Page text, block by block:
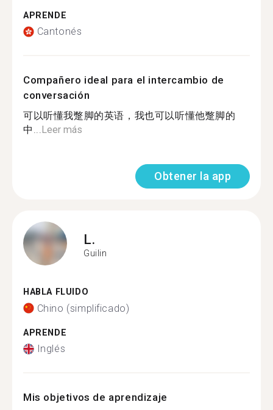
APRENDE
Cantonés
Compañero ideal para el intercambio de
conversación
可以听懂我蹩脚的英语，我也可以听懂他蹩脚的
中...Leer más
Obtener la app
L.
Guilin
HABLA FLUIDO
Chino (simplificado)
APRENDE
Inglés
Mis objetivos de aprendizaje